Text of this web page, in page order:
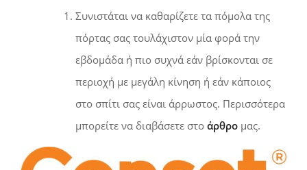
Συνιστάται να καθαρίζετε τα πόμολα της
πόρτας σας τουλάχιστον μία φορά την
εβδομάδα ή πιο συχνά εάν βρίσκονται σε
περιοχή με μεγάλη κίνηση ή εάν κάποιος
στο σπίτι σας είναι άρρωστος. Περισσότερα
μπορείτε να διαβάσετε στο άρθρο μας.